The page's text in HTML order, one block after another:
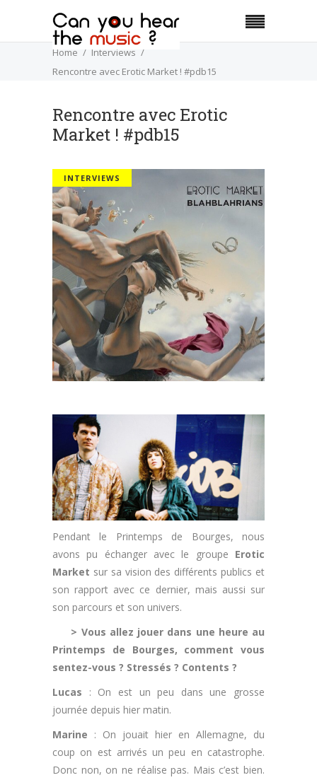
Home
Interviews
Rencontre avec Erotic Market ! #pdb15
Rencontre avec Erotic
Market ! #pdb15
INTERVIEWS
Pendant le Printemps de Bourges, nous
avons pu échanger avec le groupe Erotic
Market sur sa vision des différents publics et
son rapport avec ce dernier, mais aussi sur
son parcours et son univers.
> Vous allez jouer dans une heure au
Printemps de Bourges, comment vous
sentez-vous ? Stressés ? Contents ?
Lucas : On est un peu dans une grosse
journée depuis hier matin.
Marine : On jouait hier en Allemagne, du
coup on est arrivés un peu en catastrophe.
Donc non, on ne réalise pas. Mais c’est bien.